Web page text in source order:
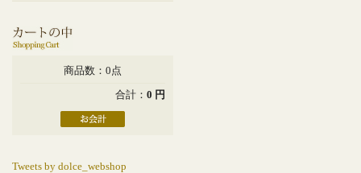
商品数：0点
合計： 0 円
Tweets by dolce_webshop